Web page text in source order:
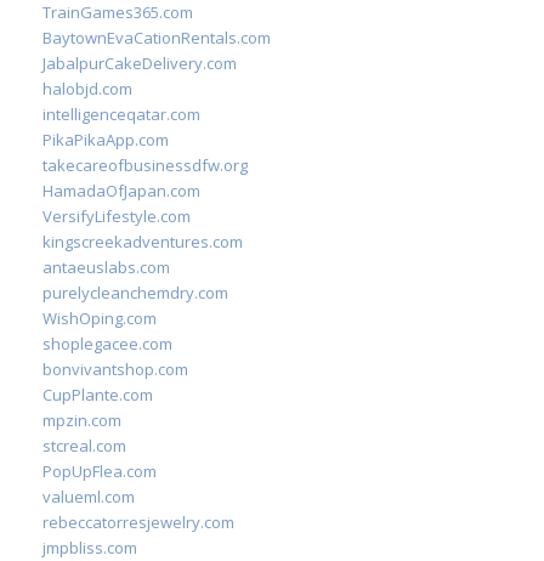
TrainGames365.com
BaytownEvaCationRentals.com
JabalpurCakeDelivery.com
halobjd.com
intelligenceqatar.com
PikaPikaApp.com
takecareofbusinessdfw.org
HamadaOfJapan.com
VersifyLifestyle.com
kingscreekadventures.com
antaeuslabs.com
purelycleanchemdry.com
WishOping.com
shoplegacee.com
bonvivantshop.com
CupPlante.com
mpzin.com
stcreal.com
PopUpFlea.com
valueml.com
rebeccatorresjewelry.com
jmpbliss.com